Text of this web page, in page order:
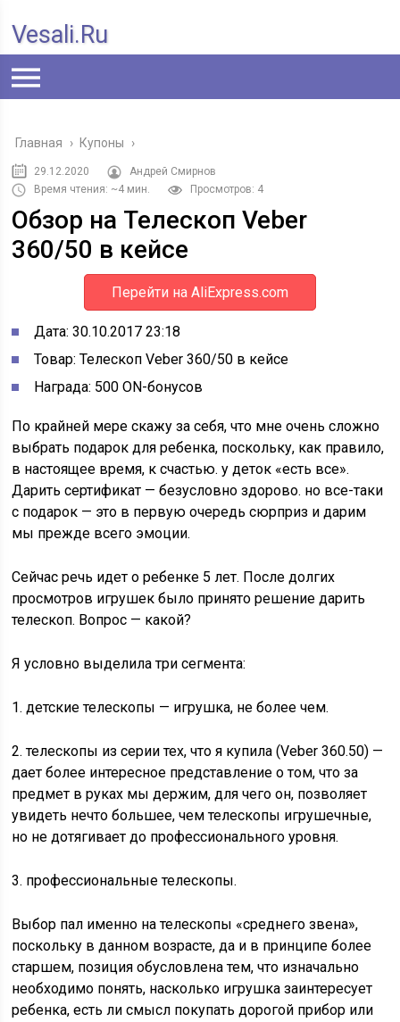
Vesali.ru
Главная › Купоны ›
29.12.2020
Андрей Смирнов
Время чтения: ~4 мин.
Просмотров: 4
Обзор на Телескоп Veber
360/50 в кейсе
Перейти на AliExpress.com
Дата:30.10.2017 23:18
Товар: Телескоп Veber 360/50 в кейсе
Награда: 500 ON-бонусов
По крайней мере скажу за себя, что мне очень сложно
выбрать подарок для ребенка, поскольку, как правило,
в настоящее время, к счастью. у деток «есть все».
Дарить сертификат — безусловно здорово. но все-таки
с подарок — это в первую очередь сюрприз и дарим
мы прежде всего эмоции.
Сейчас речь идет о ребенке 5 лет. После долгих
просмотров игрушек было принято решение дарить
телескоп. Вопрос — какой?
Я условно выделила три сегмента:
1. детские телескопы — игрушка, не более чем.
2. телескопы из серии тех, что я купила (Veber 360.50) —
дает более интересное представление о том, что за
предмет в руках мы держим, для чего он, позволяет
увидеть нечто большее, чем телескопы игрушечные,
но не дотягивает до профессионального уровня.
3. профессиональные телескопы.
Выбор пал именно на телескопы «среднего звена»,
поскольку в данном возрасте, да и в принципе более
старшем, позиция обусловлена тем, что изначально
необходимо понять, насколько игрушка заинтересует
ребенка, есть ли смысл покупать дорогой прибор или